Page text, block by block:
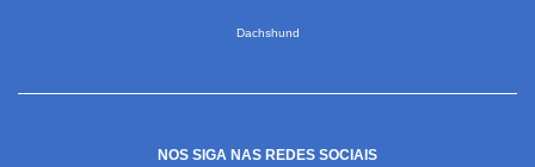
Dachshund
NOS SIGA NAS REDES SOCIAIS